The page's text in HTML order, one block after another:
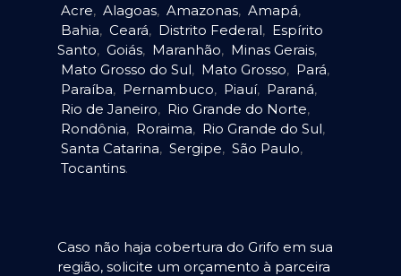
Acre, Alagoas, Amazonas, Amapá,
Bahia, Ceará, Distrito Federal, Espírito
Santo, Goiás, Maranhão, Minas Gerais,
Mato Grosso do Sul, Mato Grosso, Pará,
Paraíba, Pernambuco, Piauí, Paraná,
Rio de Janeiro, Rio Grande do Norte,
Rondônia, Roraima, Rio Grande do Sul,
Santa Catarina, Sergipe, São Paulo,
Tocantins.
Caso não haja cobertura do Grifo em sua
região, solicite um orçamento à parceira